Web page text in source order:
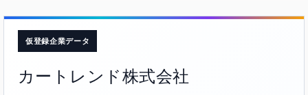
仮登録企業データ
カートレンド株式会社